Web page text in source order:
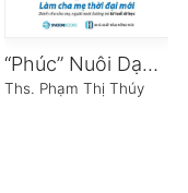
“Phúc” Nuôi Dạy Con
Ths. Phạm Thị Thúy